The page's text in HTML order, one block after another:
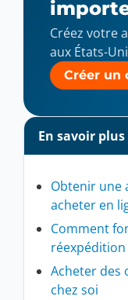
Créez votre
aux États-
Créer un
En savoir plus
Obtenir une
acheter en
Comment
réexpédition
Acheter des
chez soi